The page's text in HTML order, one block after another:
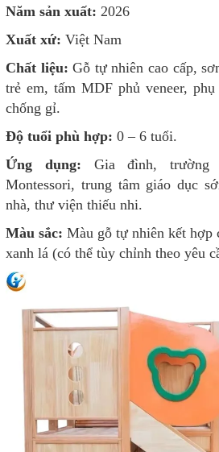
Năm sản xuất: 2026
Xuất xứ: Việt Nam
Chất liệu: Gỗ tự nhiên cao cấp,
trẻ em, tấm MDF phủ veneer,
chống gỉ.
Độ tuổi phù hợp: 0 – 6 tuổi.
Ứng dụng: Gia đình, trường
Montessori, trung tâm giáo dục
nhà, thư viện thiếu nhi.
Màu sắc: Màu gỗ tự nhiên kết hợp
xanh lá (có thể tùy chỉnh theo yêu